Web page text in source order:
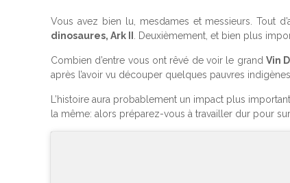
Vous avez bien lu, mesdames et messieurs. Tout
dinosaures, Ark II
. Deuxièmement, et bien plus
Combien d’entre vous ont rêvé de voir le grand Vin
après l’avoir vu découper quelques pauvres
L’histoire aura probablement un impact plus
la même: alors préparez-vous à travailler dur pour